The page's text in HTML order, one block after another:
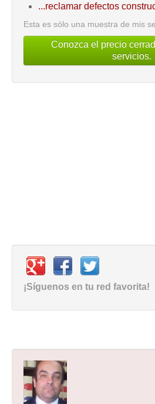
...reclamar defectos
Esta es sólo una muestra de mis
Conozca el precio
servicios.
¡Síguenos en tu red favorita!